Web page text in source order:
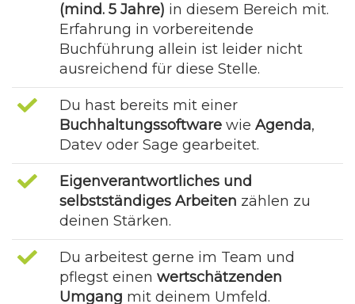
(mind. 5 Jahre) in diesem Bereich mit.
Erfahrung in vorbereitende
Buchführung allein ist leider nicht
ausreichend für diese Stelle.
Du hast bereits mit einer
Buchhaltungssoftware wie Agenda,
Datev oder Sage gearbeitet.
Eigenverantwortliches und
selbstständiges Arbeiten zählen zu
deinen Stärken.
Du arbeitest gerne im Team und
pflegst einen wertschätzenden
Umgang mit deinem Umfeld.